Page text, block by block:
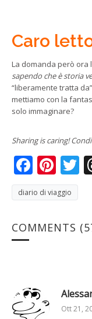
Caro
La domanda però ora
sapendo che è storia
“liberamente tratta
mettiamo con la
solo immaginare?
Sharing is caring!
diario di viaggio
COMMENTS
Ott 21,